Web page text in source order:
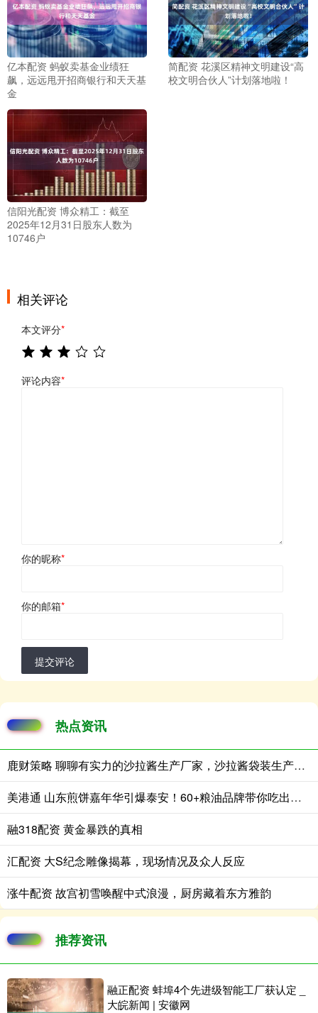
亿本配资 蚂蚁卖基金业绩狂
飙，远远甩开招商银行和天天基
金
简配资 花溪区精神文明建设“高
校文明合伙人”计划落地啦！
信阳光配资 博众精工：截至
2025年12月31日股东人数为
10746户
相关评论
本文评分*
评论内容*
你的昵称*
你的邮箱*
提交评论
热点资讯
鹿财策略 聊聊有实力的沙拉酱生产厂家，沙拉酱袋装生产性价比高的推荐
美港通 山东煎饼嘉年华引爆泰安！60+粮油品牌带你吃出新花样
融318配资 黄金暴跌的真相
汇配资 大S纪念雕像揭幕，现场情况及众人反应
涨牛配资 故宫初雪唤醒中式浪漫，厨房藏着东方雅韵
推荐资讯
融正配资 蚌埠4个先进级智能工厂获认定 _
大皖新闻 | 安徽网